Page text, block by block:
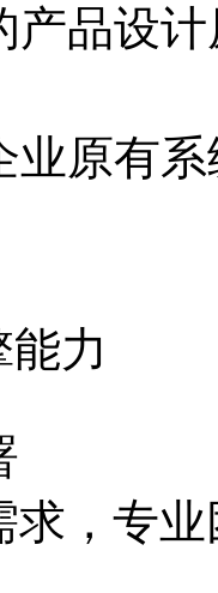
产品设
业原有系
力
求，专